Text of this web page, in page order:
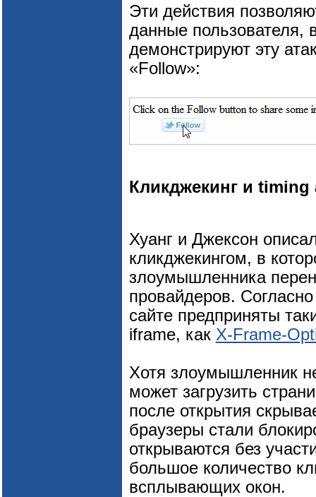
Эти действия
данные пользователя,
демонстрируют эту
«Follow»:
Кликджекинг и timing
Хуанг и Джексон
кликджекингом, в
злоумышленника
провайдеров.
сайте предприняты
iframe, как X-Frame-
Хотя злоумышленник
может загрузить
после открытия
браузеры стали
открываются без
большое количество
всплывающих окон.